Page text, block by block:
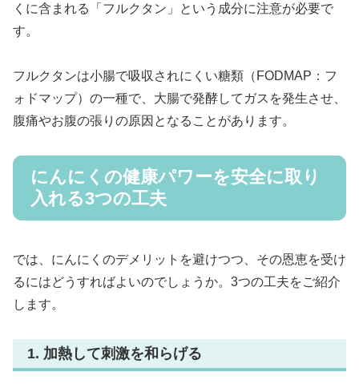
くに含まれる「フルクタン」という成分に注意が必要で
す。
フルクタンは小腸で吸収されにくい糖類（FODMAP：フ
ォドマップ）の一種で、大腸で発酵してガスを発生させ、
腹痛やお腹の張りの原因となることがあります。
にんにくの健康パワーを安全に取り
入れる3つの工夫
では、にんにくのデメリットを避けつつ、その恩恵を受け
るにはどうすればよいのでしょうか。3つの工夫をご紹介
します。
1. 加熱して刺激を和らげる